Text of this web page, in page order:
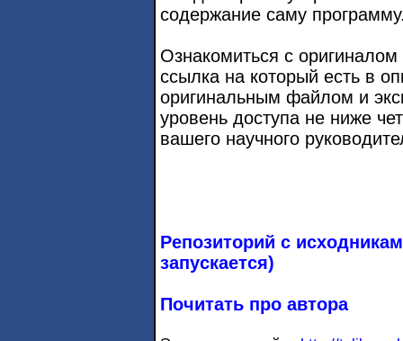
содержание саму
Ознакомиться с
ссылка на который есть в
оригинальным файлом и
уровень доступа не ниже
вашего научного
Репозиторий с
запускается)
Почитать про автора